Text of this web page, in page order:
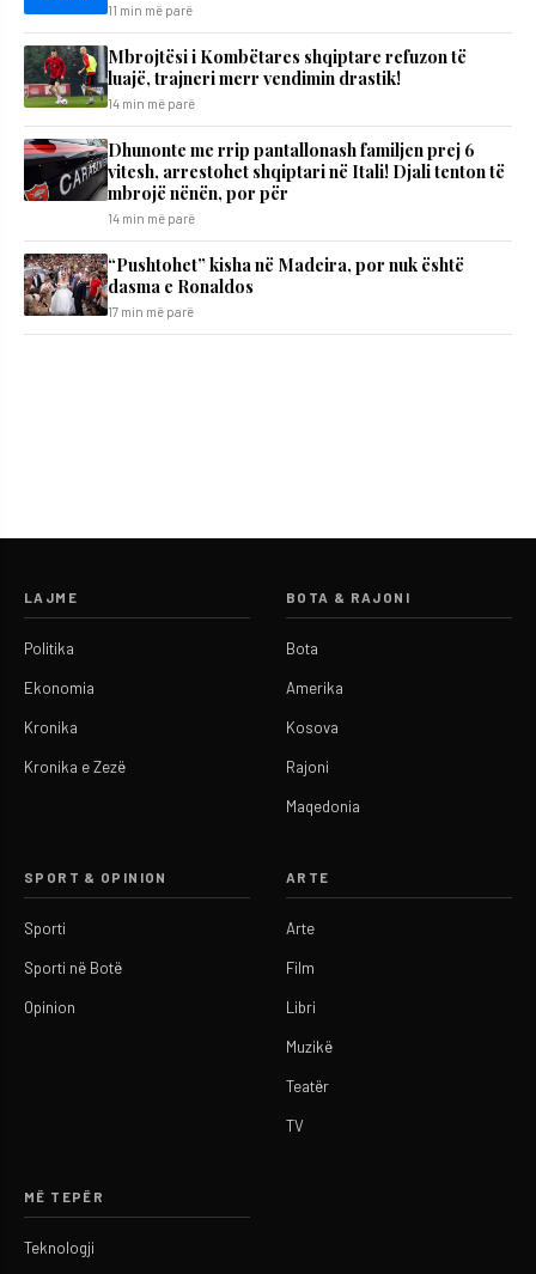
11 min më parë
Mbrojtësi i Kombëtares shqiptare refuzon të
luajë, trajneri merr vendimin drastik!
14 min më parë
Dhunonte me rrip pantallonash familjen prej 6
vitesh, arrestohet shqiptari në Itali! Djali tenton të
mbrojë nënën, por për
14 min më parë
“Pushtohet” kisha në Madeira, por nuk është
dasma e Ronaldos
17 min më parë
LAJME
Politika
Ekonomia
Kronika
Kronika e Zezë
BOTA & RAJONI
Bota
Amerika
Kosova
Rajoni
Maqedonia
SPORT & OPINION
Sporti
Sporti në Botë
Opinion
ARTE
Arte
Film
Libri
Muzikë
Teatër
TV
MË TEPËR
Teknologji